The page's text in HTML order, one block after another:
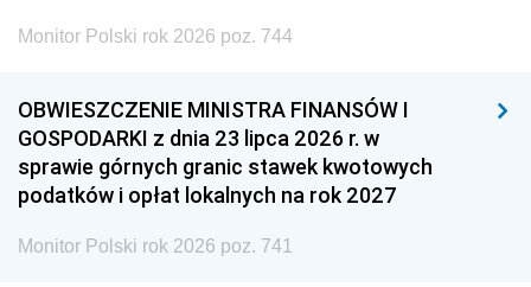
Monitor Polski rok 2026 poz. 744
OBWIESZCZENIE MINISTRA FINANSÓW I
GOSPODARKI z dnia 23 lipca 2026 r. w
sprawie górnych granic stawek kwotowych
podatków i opłat lokalnych na rok 2027
Monitor Polski rok 2026 poz. 741